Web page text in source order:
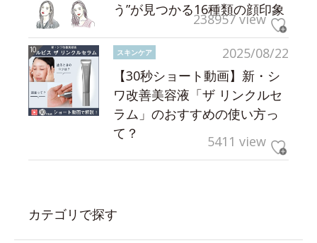
う”が見つかる16種類の顔印象
238957 view
2025/08/22
スキンケア
【30秒ショート動画】新・シ
ワ改善美容液「ザ リンクルセ
ラム」のおすすめの使い方っ
て？
5411 view
カテゴリで探す